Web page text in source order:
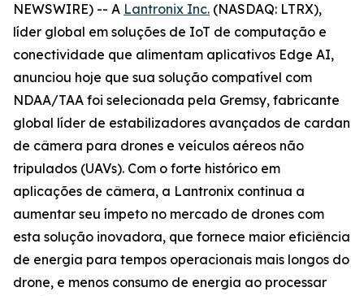
NEWSWIRE) -- A Lantronix Inc. (NASDAQ: LTRX),
líder global em soluções de IoT de computação e
conectividade que alimentam aplicativos Edge AI,
anunciou hoje que sua solução compatível com
NDAA/TAA foi selecionada pela Gremsy, fabricante
global líder de estabilizadores avançados de cardan
de câmera para drones e veículos aéreos não
tripulados (UAVs). Com o forte histórico em
aplicações de câmera, a Lantronix continua a
aumentar seu ímpeto no mercado de drones com
esta solução inovadora, que fornece maior eficiência
de energia para tempos operacionais mais longos do
drone, e menos consumo de energia ao processar